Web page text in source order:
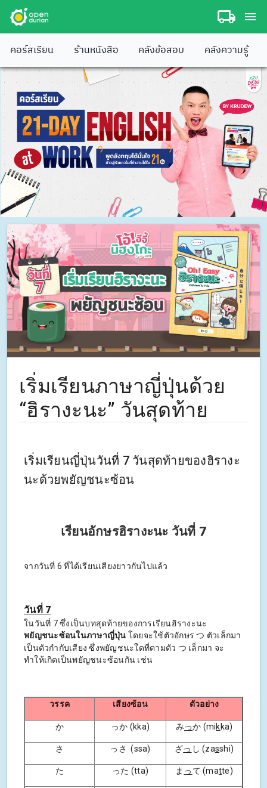
คอร์สเรียน ร้านหนังสือ คลังข้อสอบ คลังความรู้
เริ่มเรียนภาษาญี่ปุ่นด้วย
“ฮิรางะนะ” วันสุดท้าย
เริ่มเรียนญี่ปุ่นวันที่ 7 วันสุดท้ายของฮิรางะ
นะด้วยพยัญชนะซ้อน
เรียนอักษรฮิรางะนะ วันที่ 7
จากวันที่ 6 ที่ได้เรียนเสียงยาวกันไปแล้ว
วันที่ 7
ในวันที่ 7 ซึ่งเป็นบทสุดท้ายของการเรียนฮิรางะนะ
พยัญชนะซ้อนในภาษาญี่ปุ่น โดยจะใช้ตัวอักษร つ ตัวเล็กมา
เป็นตัวกำกับเสียง ซึ่งพยัญชนะใดที่ตามตัว つ เล็กมา จะ
ทำให้เกิดเป็นพยัญชนะซ้อนกัน เช่น
วรรค เสียงซ้อน ตัวอย่าง
か っか (kka) みっか (mikka)
さ っさ (ssa) ざっ し (zasshi)
た った (tta) ま っ て (matte)